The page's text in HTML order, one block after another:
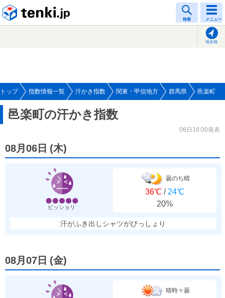
検索 メニュー
現在地
トップ 指数情報一覧 汗かき指数 関東・甲信地方 群馬県 邑楽町
邑楽町の汗かき指数
06日16:00発表
08月06日 (木)
ビッショリ
曇のち晴
36℃ / 24℃
20%
汗がふき出しシャツがびっしょり
08月07日 (金)
晴時々曇